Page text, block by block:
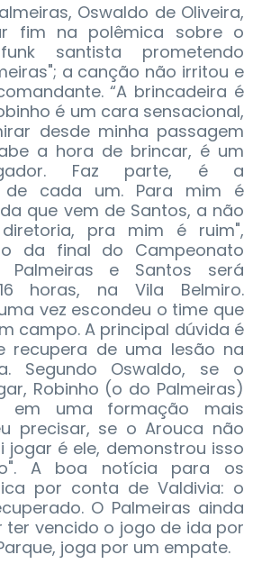
Oswaldo de Oliveira,
fim na polêmica sobre o
santista prometendo
a canção não irritou e
“A brincadeira é
é um cara sensacional,
desde minha passagem
a hora de brincar, é um
Faz parte, é a
de cada um. Para mim é
que vem de Santos, a não
pra mim é ruim",
da final do Campeonato
Palmeiras e Santos será
horas, na Vila Belmiro.
vez escondeu o time que
campo. A principal dúvida é
recupera de uma lesão na
Segundo Oswaldo, se o
Robinho (o do Palmeiras)
em uma formação mais
precisar, se o Arouca não
jogar é ele, demonstrou isso
A boa notícia para os
por conta de Valdivia: o
O Palmeiras ainda
ter vencido o jogo de ida por
joga por um empate.